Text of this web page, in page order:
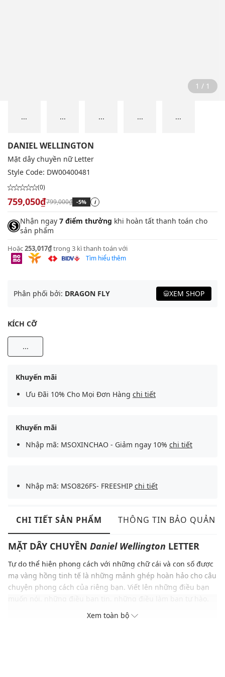
1 / 1
... ... ... ... ...
DANIEL WELLINGTON
Mặt dây chuyền nữ Letter
Style Code: DW00400481
(0)
759,050₫799,000₫ -5% i
Nhận ngay 7 điểm thưởng khi hoàn tất thanh toán cho
sản phẩm
Hoặc253,017₫trong 3 kì thanh toán với
Tìm hiểu thêm
Phân phối bởi: DRAGON FLY XEM SHOP
KÍCH CỠ
...
Khuyến mãi
Ưu Đãi 10% Cho Mọi Đơn Hàng chi tiết
Khuyến mãi
Nhập mã: MSOXINCHAO - Giảm ngay 10% chi tiết
Nhập mã: MSO826FS- FREESHIP chi tiết
CHI TIẾT SẢN PHẨM THÔNG TIN BẢO QUẢN
MẶT DÂY CHUYỀN Daniel Wellington LETTER
Tự do thể hiện phong cách với những chữ cái và con số được
mạ vàng hồng tinh tế là những mảnh ghép hoàn hảo cho câu
chuyện phong cách của riêng bạn. Viết lên những điều bạn
Hãy thêm mẫu charm này vào vòng tay hay dây chuyền để tự
tin thể hiện cá tính riêng biệt, cũng như mang theo những
Xem toàn bộ